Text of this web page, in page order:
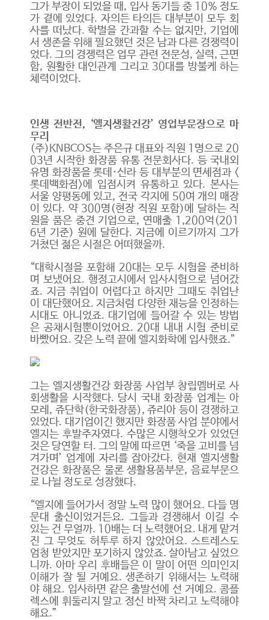
그가 부장이 되었을 때, 입사 동기들 중 10% 정도
가 곁에 있었다. 자의든 타의든 대부분이 모두 회
사를 떠났다. 학벌을 간과할 수는 없지만, 기업에
서 생존을 위해 필요했던 것은 남과 다른 경쟁력이
었다. 그의 경쟁력은 업무 관련 전문성, 실력, 근면
함, 원활한 대인관계 그리고 30대를 방불케 하는
체력이었다.
인생 전반전, ‘엘지생활건강’ 영업부문장으로 마
무리
(주)KNBCOS는 주은규 대표와 직원 1명으로 20
03년 시작한 화장품 유통 전문회사다. 등 국내외
유명 화장품을 롯데·신라 등 대부분의 면세점과 <
롯데백화점>에 입점시켜 유통하고 있다. 본사는
서울 양평동에 있고, 전국 각지에 50여 개의 매장
이 있다. 약 300명(현장 직원 포함)에 달하는 직
원을 품은 중견 기업으로, 연매출 1,200억(201
6년 기준) 원에 달한다. 지금에 이르기까지 그가
거쳤던 젊은 시절은 어떠했을까.
“대학시절을 포함해 20대는 모두 시험을 준비하
며 보냈어요. 행정고시에서 입사시험으로 넘어갔
죠. 지금 취업이 어렵다고 하지만 그때도 취업난
이 대단했어요. 지금처럼 다양한 재능을 인정하는
시대도 아니었죠. 대기업에 들어갈 수 있는 방법
은 공채시험뿐이었어요. 20대 내내 시험 준비로
바빴어요. 갖은 노력 끝에 엘지화학에 입사했죠.”
그는 엘지생활건강 화장품 사업부 창립멤버로 사
회생활을 시작했다. 당시 국내 화장품 업계는 아
모레, 쥬단학(한국화장품), 쥬리아 등이 경쟁하고
있었다. 대기업이긴 했지만 화장품 사업 분야에서
엘지는 후발주자였다. 수많은 시행착오가 있었던
것은 당연할 터. 그의 말에 따르면 ‘죽을 고비를 넘
겨가며’ 업계에 자리를 잡아갔다. 현재 엘지생활
건강은 화장품은 물론 생활용품부문, 음료부문으
로 나뉠 정도로 성장했다.
“엘지에 들어가서 정말 노력 많이 했어요. 다들 명
문대 출신이었거든요. 그들과 경쟁해서 이길 수
있는 건 무얼까. 10배는 더 노력했어요. 내게 맡겨
진 그 무엇도 허투루 하지 않았어요. 스트레스도
엄청 받았지만 포기하지 않았죠. 살아남고 싶었으
니까. 아마 우리 후배들은 이 말이 어떤 의미인지
이해가 잘 될 거예요. 생존하기 위해서는 노력해
야 해요. 입사하면 같은 출발선에 선 거예요. 콤플
렉스에 휘둘리지 말고 정신 바짝 차리고 노력해야
해요.”